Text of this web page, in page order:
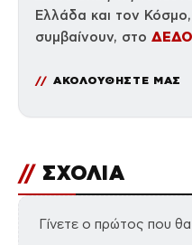
Ελλάδα και τον
συμβαίνουν, στο
ΑΚΟΛΟΥΘΗΣΤΕ ΜΑΣ
// ΣΧΟΛΙΑ
Γίνετε ο πρώτος που